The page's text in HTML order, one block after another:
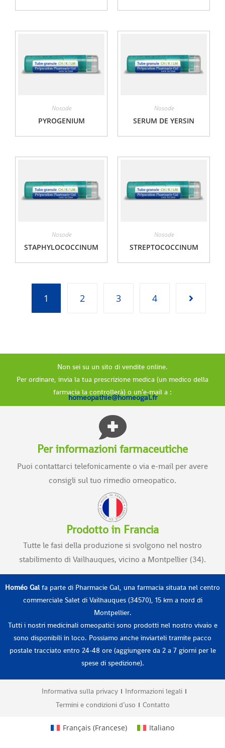
Nosode
PYROGENIUM
Nosode
SERUM DE YERSIN
Nosode
STAPHYLOCOCCINUM
Nosode
STREPTOCOCCINUM
1 2 3 4
Non sei su un sito di vendite online.
Per ordinare, invia la tua prescrizione medica (un medico della
farmacia la controllerà) o un’e-mail a :
homeopathie@homeogal.fr
Per informazioni farmaceutiche
Puoi contattarci telefonicamente o via e-mail per avere
consigli sul tuo rimedio omeopatico.
Prodotto in Francia
Tutte le fasi della produzione si svolgono nel nostro
stabilimento di Vailhauques, vicino a Montpellier (34).
Homéo Gal fa parte di Pharmacie Gal, una farmacia situata nel centro
commerciale Salet di Vailhauques (34570), 15 km a nord di
Montpellier.
Tutti i nostri medicinali omeopatici sono prodotti nel nostro vivaio e
sono disponibili in loco. Possiamo anche inviarteli tramite pacco
postale tracciato entro 24-48 ore (aggiungere da 2 a 7 giorni per le
spese di spedizione).
Informativa sulla privacy
Informazioni legali
Termini e condizioni d’uso
Contatto
Français (Francese) Italiano